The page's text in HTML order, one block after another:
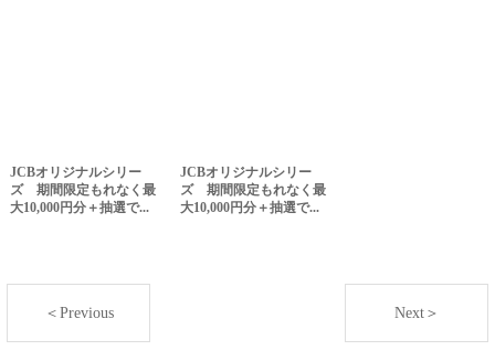
JCBオリジナルシリー
ズ 期間限定もれなく最
大10,000円分＋抽選で...
JCBオリジナルシリー
ズ 期間限定もれなく最
大10,000円分＋抽選で...
＜Previous Next＞